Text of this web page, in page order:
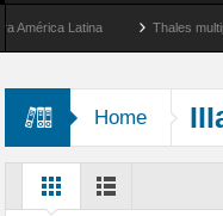
Latina Thales
Home